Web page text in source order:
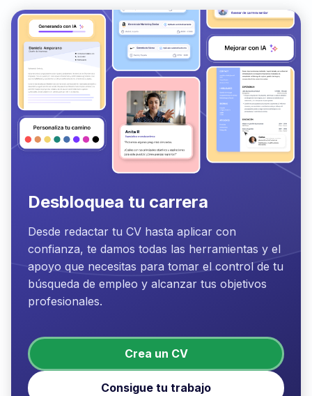
Desbloquea tu carrera
Desde redactar tu CV hasta aplicar con
confianza, te damos todas las herramientas y el
apoyo que necesitas para tomar el control de tu
búsqueda de empleo y alcanzar tus objetivos
profesionales.
Crea un CV
Consigue tu trabajo